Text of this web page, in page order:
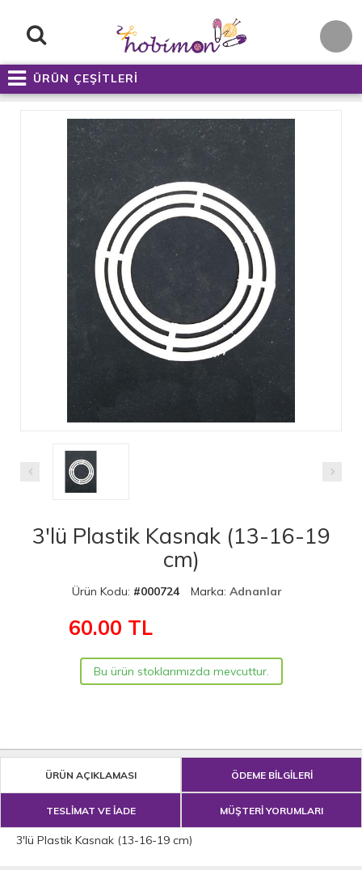
ÜRÜN ÇEŞİTLERİ
3'lü Plastik Kasnak (13-16-19
cm)
Ürün Kodu: #000724 Marka: Adnanlar
60.00 TL
Bu ürün stoklarımızda mevcuttur.
ÜRÜN AÇIKLAMASI ÖDEME BİLGİLERİ
TESLİMAT VE İADE MÜŞTERİ YORUMLARI
3'lü Plastik Kasnak (13-16-19 cm)